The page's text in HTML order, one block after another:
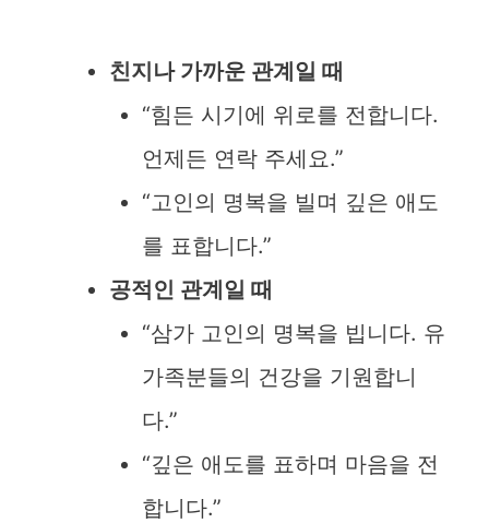
친지나 가까운 관계일 때
“힘든 시기에 위로를 전합니다.
언제든 연락 주세요.”
“고인의 명복을 빌며 깊은 애도
를 표합니다.”
공적인 관계일 때
“삼가 고인의 명복을 빕니다. 유
가족분들의 건강을 기원합니
다.”
“깊은 애도를 표하며 마음을 전
합니다.”